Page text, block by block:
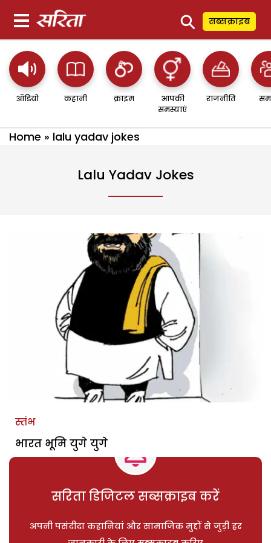
⚲ सब्सक्राइब
ऑडियो कहानी क्राइम
आपकी
समस्याएं
राजनीति
Home » lalu yadav jokes
Lalu Yadav Jokes
स्तंभ
भारत भूमि युगे युगे
सरिता डिजिटल सब्सक्राइब करें
अपनी पसंदीदा कहानियां और सामाजिक मुद्दों से जुड़ी हर